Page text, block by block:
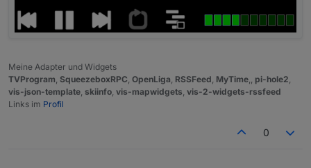
Meine Adapter und Widgets
TVProgram, SqueezeboxRPC, OpenLiga, RSSFeed, MyTime,, pi-hole2,
vis-json-template, skiinfo, vis-mapwidgets, vis-2-widgets-rssfeed
Links im Profil
0